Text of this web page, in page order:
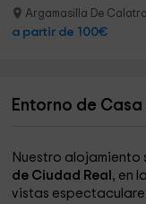
Argamasilla De
a partir de 100€
Entorno de Casa
Nuestro alojamiento
de Ciudad Real, en
vistas